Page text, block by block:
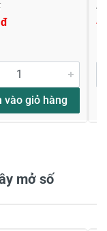
vào giỏ hàng
mở số